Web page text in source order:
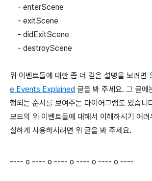
- enterScene
- exitScene
- didExitScene
- destroyScene
위 이벤트들에 대한 좀 더 깊은 설명을 보려면
e Events Explained 글을 봐 주세요. 그 글에
행되는 순서를 보여주는 다이어그램도 있습니
모드의 위 이벤트들에 대해서 이해하시기 어
실하게 사용하시려면 위 글을 봐 주세요.
---- o ---- o ---- o ---- o ---- o ----